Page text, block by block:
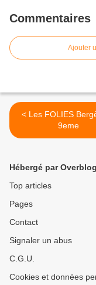
Commentaires
Ajouter
< Les FOLIES Bergères -
9eme
Hébergé par Overblog
Top articles
Pages
Contact
Signaler un abus
C.G.U.
Cookies et données